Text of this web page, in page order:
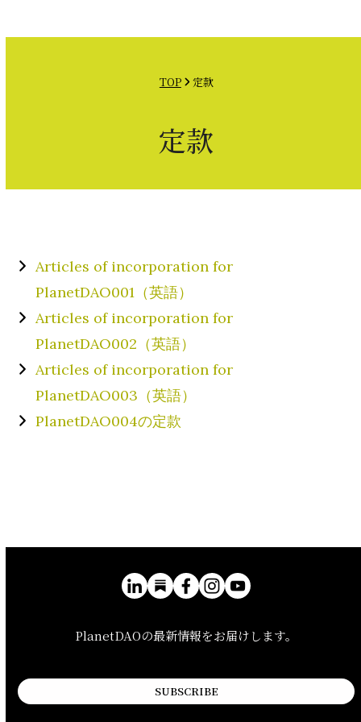
to mobile
mobile
TOP 定款
定款
Articles of incorporation for
PlanetDAO001（英語）
Articles of incorporation for
PlanetDAO002（英語）
Articles of incorporation for
PlanetDAO003（英語）
PlanetDAO004の定款
PlanetDAOの最新情報をお届けします。
SUBSCRIBE